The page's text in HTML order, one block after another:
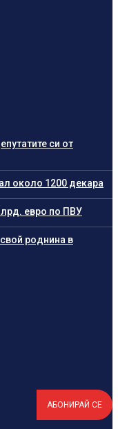
си от
около 1200 декара
евро по ПВУ
роднина в
АБОНИРАЙ СЕ